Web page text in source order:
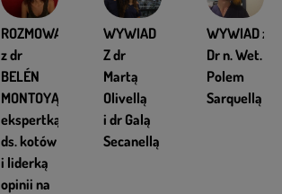
ROZMOWA
z dr
BELÉN
MONTOYĄ,
ekspertką
ds. kotów
i liderką
opinii na
WYWIAD
Z dr
Martą
Olivellą
i dr Galą
Secanellą
WYWIAD z
Dr n. Wet.
Polem
Sarquellą